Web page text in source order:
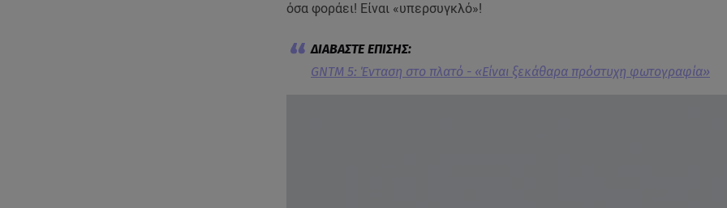
όσα φοράει! Είναι «υπερσυγκλό»!
GNTM 5: Ένταση στο πλατό - «Είναι ξεκάθαρα πρόστυχη φωτογραφία»